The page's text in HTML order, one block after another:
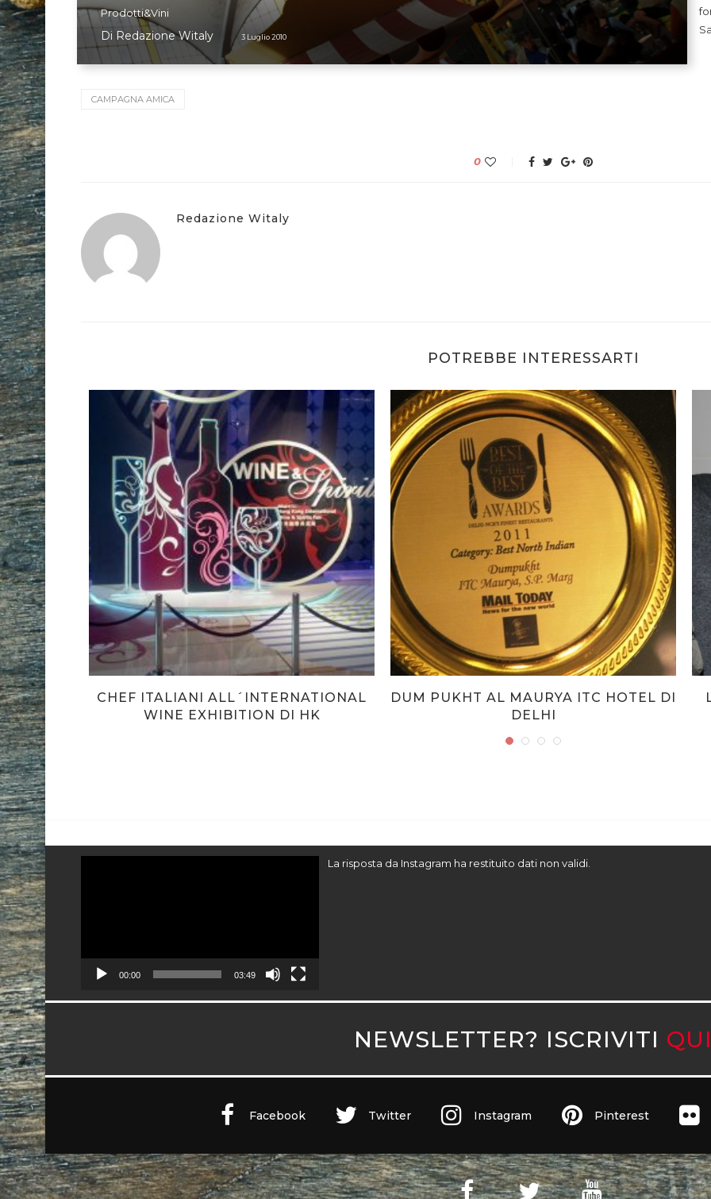
Prodotti&Vini
Di Redazione Witaly 3 Luglio 2010
CAMPAGNA AMICA
0
Redazione Witaly
POTREBBE INTERESSARTI
CHEF ITALIANI ALL´INTERNATIONAL
WINE EXHIBITION DI HK
DUM PUKHT AL MAURYA ITC HOTEL DI
DELHI
00:00 03:49
La risposta da Instagram ha restituito dati non validi.
NEWSLETTER? ISCRIVITI
Facebook Twitter Instagram Pinterest